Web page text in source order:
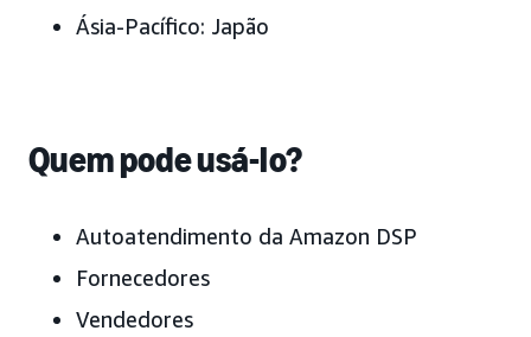
Ásia-Pacífico: Japão
Quem pode usá-lo?
Autoatendimento da Amazon DSP
Fornecedores
Vendedores